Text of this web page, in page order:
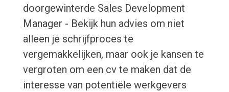
doorgewinterde Sales Development
Manager - Bekijk hun advies om niet
alleen je schrijfproces te
vergemakkelijken, maar ook je kansen te
vergroten om een cv te maken dat de
interesse van potentiële werkgevers